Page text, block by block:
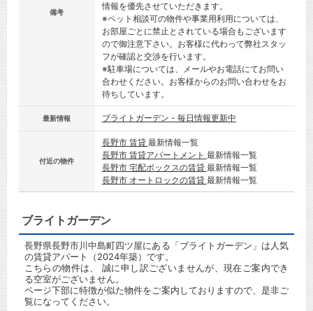
備考
情報を優先させていただきます。
※ペット相談可の物件や事業用利用については、
お部屋ごとに禁止とされている場合もございます
ので御注意下さい。お客様に代わって弊社スタッ
フが確認と交渉を行います。
※駐車場については、メールやお電話にてお問い
合わせください。お客様からのお問い合わせをお
待ちしています。
最新情報 ブライトガーデン - 毎日情報更新中
付近の物件
長野市 賃貸 最新情報一覧
長野市 賃貸アパートメント 最新情報一覧
長野市 宅配ボックスの賃貸 最新情報一覧
長野市 オートロックの賃貸 最新情報一覧
ブライトガーデン
長野県長野市川中島町四ツ屋にある「ブライトガーデン」は人気
の賃貸アパート（2024年築）です。
こちらの物件は、 誠に申し訳ございませんが、現在ご案内でき
る空室がございません。
ページ下部に特徴が似た物件をご案内しておりますので、是非ご
覧になってください。